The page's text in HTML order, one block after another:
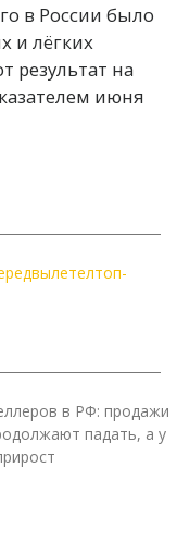
в России было
и лёгких
результат на
июня
вылетелтоп-
в РФ: продажи
падать, а у